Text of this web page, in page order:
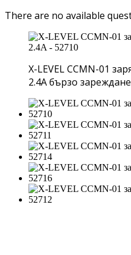
There are no available
X-LEVEL CCMN-01
2.4A бързо зареждане